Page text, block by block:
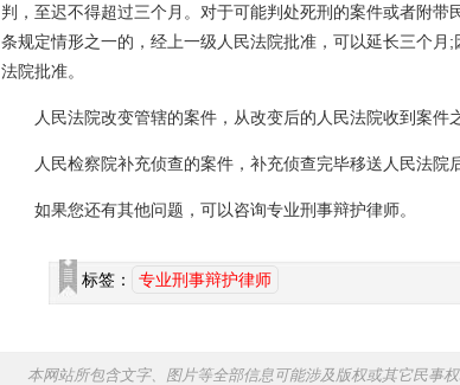
判，至迟不得超过三个月。对于可能判处死刑的案件或者附带
条规定情形之一的，经上一级人民法院批准，可以延长三个月
法院批准。
人民法院改变管辖的案件，从改变后的人民法院收到案件之
人民检察院补充侦查的案件，补充侦查完毕移送人民法院
如果您还有其他问题，可以咨询专业刑事辩护律师。
标签： 专业刑事辩护律师
本网站所包含文字、图片等全部信息可能涉及版权或其它民事